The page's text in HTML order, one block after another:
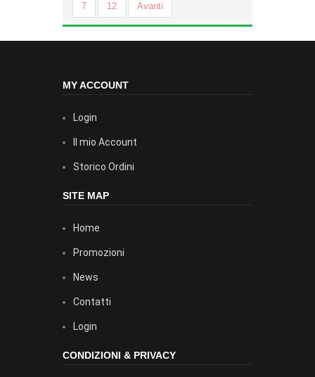
7 12 Avanti
MY ACCOUNT
Login
Il mio Account
Storico Ordini
SITE MAP
Home
Promozioni
News
Contatti
Login
CONDIZIONI & PRIVACY